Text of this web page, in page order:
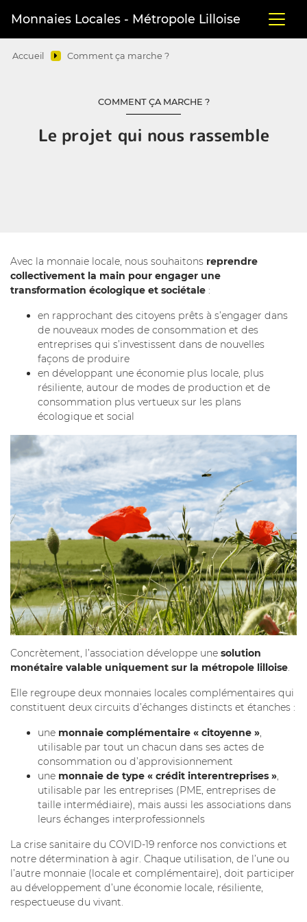
Monnaies Locales - Métropole Lilloise
Accueil Comment ça marche ?
COMMENT ÇA MARCHE ?
Le projet qui nous rassemble
Avec la monnaie locale, nous souhaitons reprendre
collectivement la main pour engager une
transformation écologique et sociétale :
en rapprochant des citoyens prêts à s’engager dans
de nouveaux modes de consommation et des
entreprises qui s’investissent dans de nouvelles
façons de produire
en développant une économie plus locale, plus
résiliente, autour de modes de production et de
consommation plus vertueux sur les plans
écologique et social
Concrètement, l’association développe une solution
monétaire valable uniquement sur la métropole lilloise
Elle regroupe deux monnaies locales complémentaires qui
constituent deux circuits d’échanges distincts et étanches :
une monnaie complémentaire « citoyenne »
utilisable par tout un chacun dans ses actes de
consommation ou d’approvisionnement
une monnaie de type « crédit interentreprises »
utilisable par les entreprises (PME, entreprises de
taille intermédiaire), mais aussi les associations dans
leurs échanges interprofessionnels
La crise sanitaire du COVID-19 renforce nos convictions et
notre détermination à agir. Chaque utilisation, de l’une ou
l’autre monnaie (locale et complémentaire), doit participer
au développement d’une économie locale, résiliente,
respectueuse du vivant.